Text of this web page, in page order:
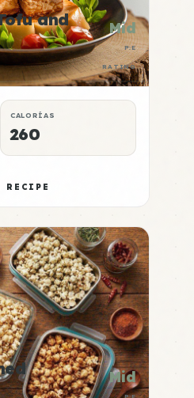
and
Mid
P:E
RATING
CALORÍAS
260
RECIPE
Mid